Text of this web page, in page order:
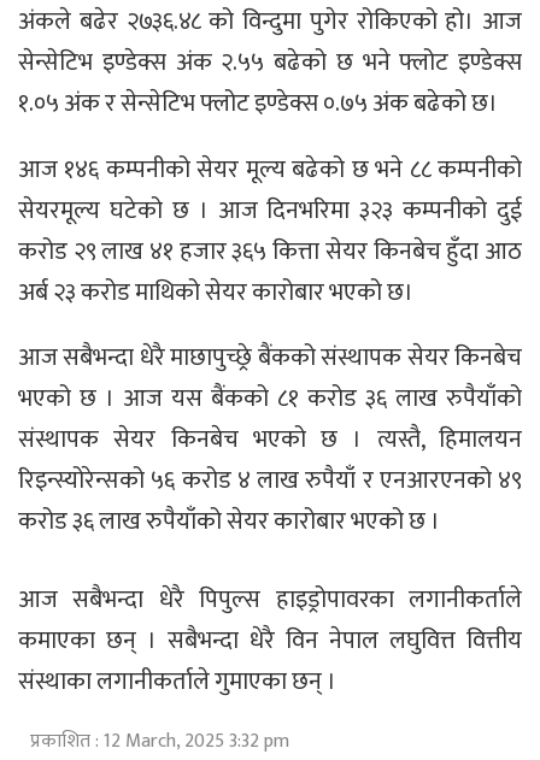
अंकले बढेर २७३६.४८ को विन्दुमा पुगेर रोकिएको हो। आज
सेन्सेटिभ इण्डेक्स अंक २.५५ बढेको छ भने फ्लोट इण्डेक्स
१.०५ अंक र सेन्सेटिभ फ्लोट इण्डेक्स ०.७५ अंक बढेको छ।
आज १४६ कम्पनीको सेयर मूल्य बढेको छ भने ८८ कम्पनीको
सेयरमूल्य घटेको छ । आज दिनभरिमा ३२३ कम्पनीको दुई
करोड २९ लाख ४१ हजार ३६५ कित्ता सेयर किनबेच हुँदा आठ
अर्ब २३ करोड माथिको सेयर कारोबार भएको छ।
आज सबैभन्दा धेरै माछापुच्छ्रे बैंकको संस्थापक सेयर किनबेच
भएको छ । आज यस बैंकको ८१ करोड ३६ लाख रुपैयाँको
संस्थापक सेयर किनबेच भएको छ । त्यस्तै, हिमालयन
रिइन्स्योरेन्सको ५६ करोड ४ लाख रुपैयाँ र एनआरएनको ४९
करोड ३६ लाख रुपैयाँको सेयर कारोबार भएको छ ।
आज सबैभन्दा धेरै पिपुल्स हाइड्रोपावरका लगानीकर्ताले
कमाएका छन् । सबैभन्दा धेरै विन नेपाल लघुवित्त वित्तीय
संस्थाका लगानीकर्ताले गुमाएका छन् ।
प्रकाशित : 12 March, 2025 3:32 pm